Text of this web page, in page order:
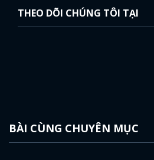
THEO DÕI CHÚNG TÔI TẠI
BÀI CÙNG CHUYÊN MỤC